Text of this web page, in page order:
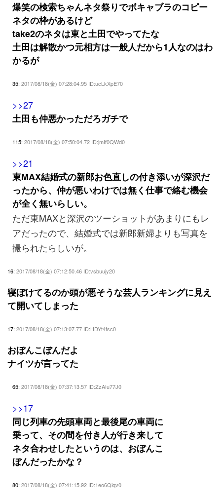
爆笑の検索ちゃんネタ祭りでボキャブラのコピー
ネタの枠があるけど
take2のネタは東と土田でやってたな
土田は解散かつ元相方は一般人だから1人なのはわ
かるが
35: 2017/08/18(金) 07:28:04.95 ID:ucLkXpE70
>>27
土田も仲悪かっただろガチで
115: 2017/08/18(金) 07:50:04.72 ID:jmIf0QWd0
>>21
東MAX結婚式の新郎お色直しの付き添いが深沢だ
ったから、仲が悪いわけでは無く仕事で絡む機会
が全く無いらしい。
ただ東MAXと深沢のツーショットがあまりにもレ
アだったので、結婚式では新郎新婦よりも写真を
撮られたらしいが。
16: 2017/08/18(金) 07:12:50.46 ID:vsbuujy20
寝ぼけてるのか頭が悪そうな芸人ランキングに見え
て開いてしまった
17: 2017/08/18(金) 07:13:07.77 ID:HDYt4fsc0
おぼんこぼんだよ
ナイツが言ってた
65: 2017/08/18(金) 07:37:13.57 ID:ZzAIu77J0
>>17
同じ列車の先頭車両と最後尾の車両に
乗って、その間を付き人が行き来して
ネタ合わせしたというのは、おぼんこ
ぼんだったかな？
80: 2017/08/18(金) 07:41:15.92 ID:1eo6Qlqv0